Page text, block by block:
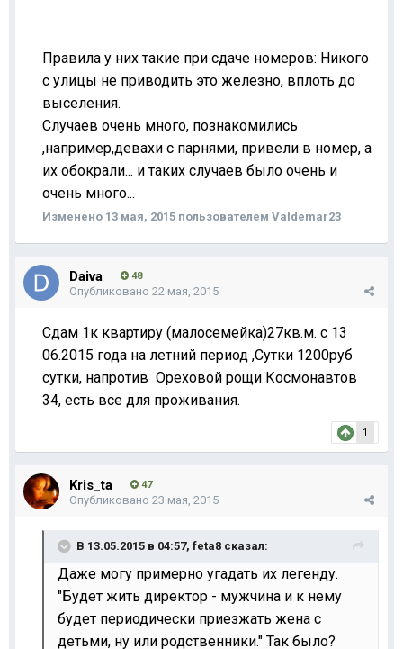
Правила у них такие при сдаче номеров: Никого
с улицы не приводить это железно, вплоть до
выселения.
Случаев очень много, познакомились
,например,девахи с парнями, привели в номер, а
их обокрали... и таких случаев было очень и
очень много...
Изменено 13 мая, 2015 пользователем Valdemar23
Daiva 48
Опубликовано 22 мая, 2015
Сдам 1к квартиру (малосемейка)27кв.м. с 13
06.2015 года на летний период ,Сутки 1200руб
сутки, напротив Ореховой рощи Космонавтов
34, есть все для проживания.
1
Kris_ta 47
Опубликовано 23 мая, 2015
В 13.05.2015 в 04:57, feta8 сказал:
Даже могу примерно угадать их легенду.
"Будет жить директор - мужчина и к нему
будет периодически приезжать жена с
детьми, ну или родственники." Так было?